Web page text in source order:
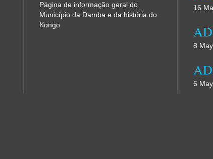
Página de informação geral do
Município da Damba e da história do
Kongo
16
8
6